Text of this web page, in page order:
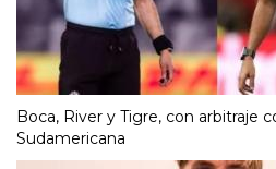
Boca, River y Tigre, con arbitraje
Sudamericana